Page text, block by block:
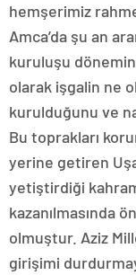
hemşerimiz
Amca’da şu an
kuruluşu
olarak işgalin ne
kurulduğunu ve
Bu toprakları
yerine getiren
yetiştirdiği
kazanılmasında
olmuştur. Aziz
girişimi